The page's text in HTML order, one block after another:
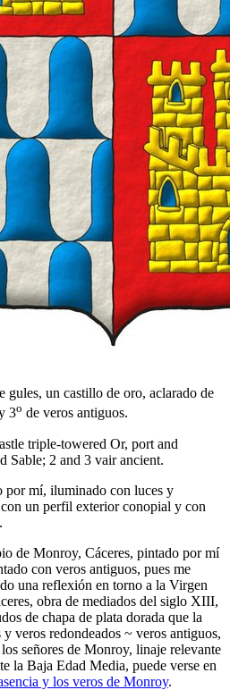
gules, un castillo de oro, aclarado de
3o de veros antiguos.
triple-towered Or, port and
Sable; 2 and 3 vair ancient.
por mí, iluminado con luces y
un perfil exterior conopial y con
de Monroy, Cáceres, pintado por mí
con veros antiguos, pues me
una reflexión en torno a la Virgen
obra de mediados del siglo XIII,
de chapa de plata dorada que la
veros redondeados ~ veros antiguos,
señores de Monroy, linaje relevante
la Baja Edad Media, puede verse en
y los veros de Monroy.